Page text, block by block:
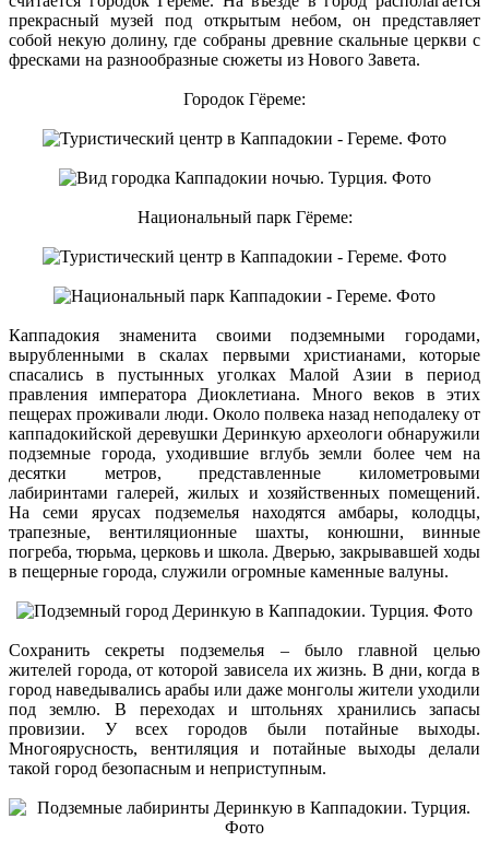
прекрасный музей под открытым небом, он представляет
собой некую долину, где собраны древние скальные церкви с
фресками на разнообразные сюжеты из Нового Завета.
Городок Гёреме:
Национальный парк Гёреме:
Каппадокия знаменита своими подземными городами,
вырубленными в скалах первыми христианами, которые
спасались в пустынных уголках Малой Азии в период
правления императора Диоклетиана. Много веков в этих
пещерах проживали люди. Около полвека назад неподалеку от
каппадокийской деревушки Деринкую археологи обнаружили
подземные города, уходившие вглубь земли более чем на
десятки метров, представленные километровыми
лабиринтами галерей, жилых и хозяйственных помещений.
На семи ярусах подземелья находятся амбары, колодцы,
трапезные, вентиляционные шахты, конюшни, винные
погреба, тюрьма, церковь и школа. Дверью, закрывавшей ходы
в пещерные города, служили огромные каменные валуны.
Сохранить секреты подземелья – было главной целью
жителей города, от которой зависела их жизнь. В дни, когда в
город наведывались арабы или даже монголы жители уходили
под землю. В переходах и штольнях хранились запасы
провизии. У всех городов были потайные выходы.
Многоярусность, вентиляция и потайные выходы делали
такой город безопасным и неприступным.